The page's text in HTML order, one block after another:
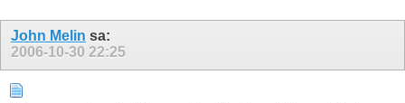
John Melin sa:
2006-10-30 22:25